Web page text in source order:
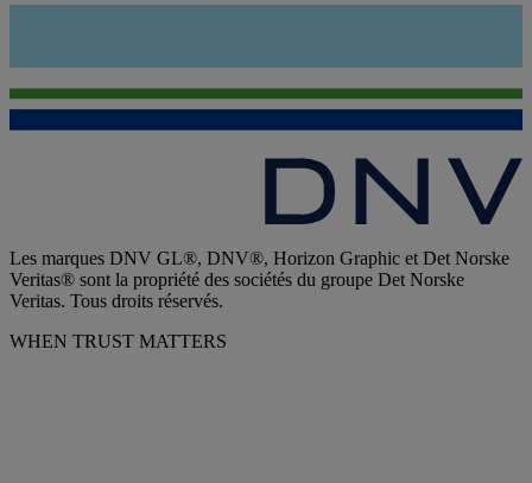
Les marques DNV GL®, DNV®, Horizon Graphic et Det Norske
Veritas® sont la propriété des sociétés du groupe Det Norske
Veritas. Tous droits réservés.
WHEN TRUST MATTERS